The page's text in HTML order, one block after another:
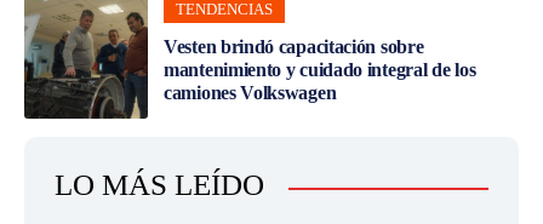
TENDENCIAS
Vesten brindó capacitación sobre
mantenimiento y cuidado integral de los
camiones Volkswagen
LO MÁS LEÍDO